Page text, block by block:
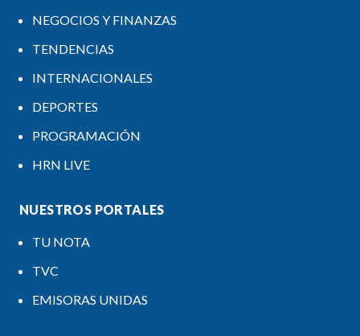
NEGOCIOS Y FINANZAS
TENDENCIAS
INTERNACIONALES
DEPORTES
PROGRAMACIÓN
HRN LIVE
NUESTROS PORTALES
TU NOTA
TVC
EMISORAS UNIDAS